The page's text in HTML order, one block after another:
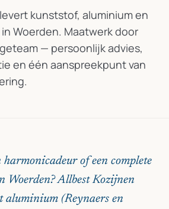
kunststof, aluminium en
Woerden. Maatwerk door
— persoonlijk advies,
en één aanspreekpunt van
harmonicadeur of een complete
Woerden? Allbest Kozijnen
aluminium (Reynaers en